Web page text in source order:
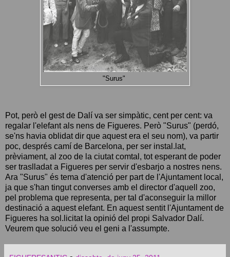
"Surus"
Pot, però el gest de Dalí va ser simpàtic, cent per cent: va
regalar l'elefant als nens de Figueres. Però "Surus" (perdó,
se'ns havia oblidat dir que aquest era el seu nom), va partir
poc, després camí de Barcelona, ​​per ser instal.lat,
prèviament, al zoo de la ciutat comtal, tot esperant de poder
ser traslladat a Figueres per servir d'esbarjo a nostres nens.
Ara "Surus" és tema d'atenció per part de l'Ajuntament local,
ja que s'han tingut converses amb el director d'aquell zoo,
pel problema que representa, per tal d'aconseguir la millor
destinació a aquest elefant. En aquest sentit l'Ajuntament de
Figueres ha sol.licitat la opinió del propi Salvador Dalí.
Veurem que solució veu el geni a l'assumpte.